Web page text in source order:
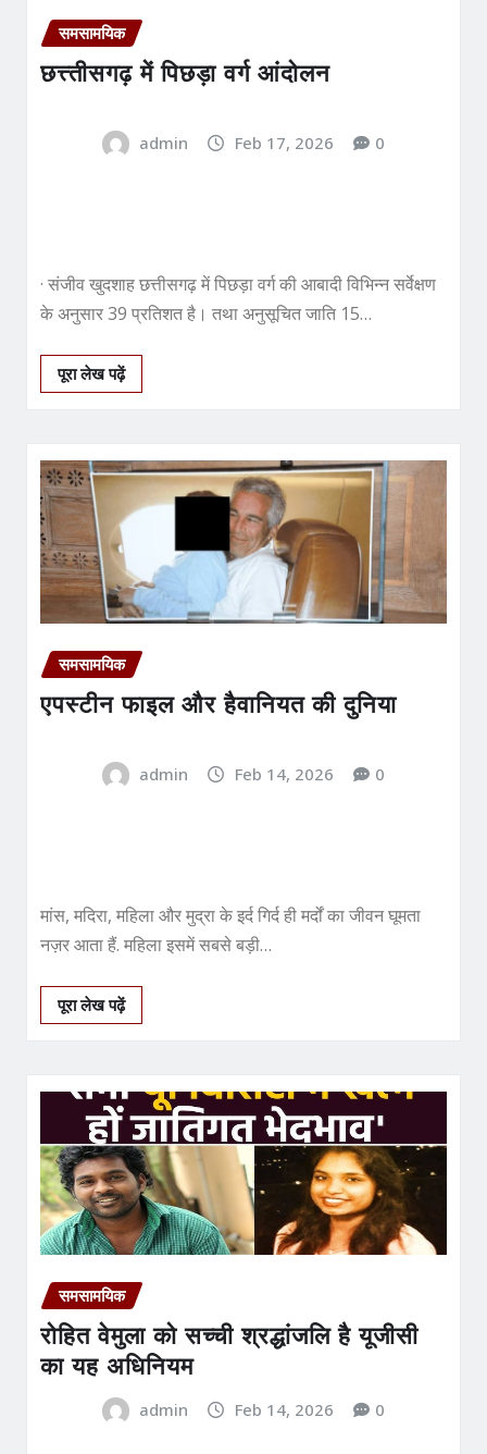
समसामयिक
छत्त्तीसगढ़ में पिछड़ा वर्ग आंदोलन
admin Feb 17, 2026 0
· संजीव खुदशाह छत्तीसगढ़ में पिछड़ा वर्ग की आबादी विभिन्न सर्वेक्षण
के अनुसार 39 प्रतिशत है। तथा अनुसूचित जाति 15…
पूरा लेख पढ़ें
समसामयिक
एपस्टीन फाइल और हैवानियत की दुनिया
admin Feb 14, 2026 0
मांस, मदिरा, महिला और मुद्रा के इर्द गिर्द ही मर्दों का जीवन घूमता
नज़र आता हैं. महिला इसमें सबसे बड़ी…
पूरा लेख पढ़ें
समसामयिक
रोहित वेमुला को सच्ची श्रद्धांजलि है यूजीसी
का यह अधिनियम
admin Feb 14, 2026 0